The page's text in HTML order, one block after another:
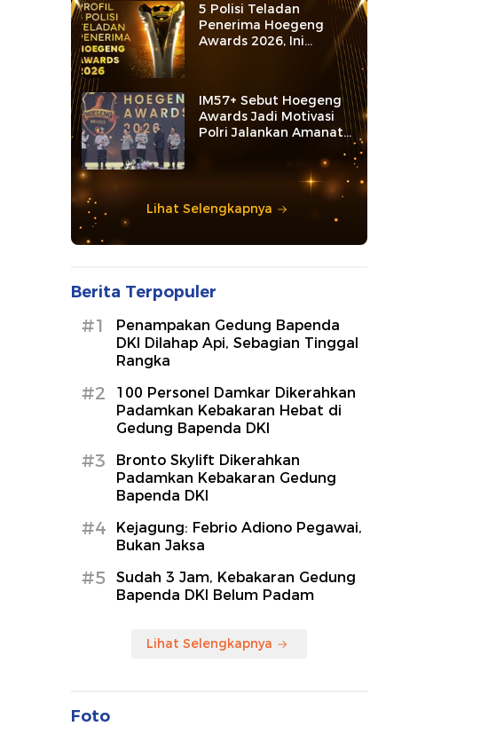
5 Polisi Teladan
Penerima Hoegeng
Awards 2026, Ini
Kategori dan Kiprahnya
IM57+ Sebut Hoegeng
Awards Jadi Motivasi
Polri Jalankan Amanat
Lihat Selengkapnya
Berita Terpopuler
#1
Penampakan Gedung Bapenda
DKI Dilahap Api, Sebagian Tinggal
Rangka
#2
100 Personel Damkar Dikerahkan
Padamkan Kebakaran Hebat di
Gedung Bapenda DKI
#3
Bronto Skylift Dikerahkan
Padamkan Kebakaran Gedung
Bapenda DKI
#4
Kejagung: Febrio Adiono Pegawai,
Bukan Jaksa
#5
Sudah 3 Jam, Kebakaran Gedung
Bapenda DKI Belum Padam
Lihat Selengkapnya
Foto